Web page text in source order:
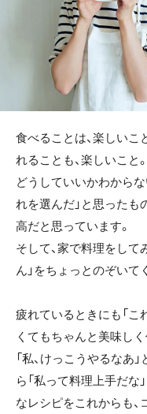
食べることは、楽しいこ
れることも、楽しいこと
どうしていいかわからな
れを選んだ」と思ったも
高だと思っています。
そして、家で料理をして
ん」をちょっとのぞいて
疲れているときにも「こ
くてもちゃんと美味し
「私、けっこうやるなあ
ら「私って料理上手だな
なレシピをこれからも